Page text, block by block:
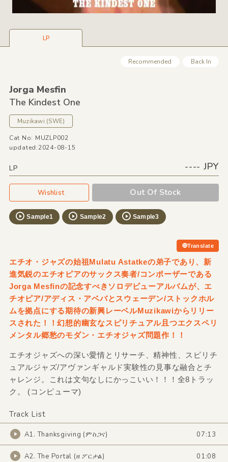
LP
Recommended Back In
Jorga Mesfin
The Kindest One
Muzikawi (SWE)
Cat No: MUZLP002
updated:2024-08-15
LP ---- JPY
Wishlist Out Of Stock
Sample1 Sample2 Sample3
Translate
エチオ・ジャズの始祖Mulatu Astatkeの弟子であり、新
進気鋭のエチオピアのサックス奏者/コンポーザーである
Jorga Mesfinの記念すべきソロデビューアルバムが、エ
チオピア/アディス・アベバとスウェーデン/ストックホル
ムを拠点にする期待の新興レーベルMuzikawiからリリー
スされた！！幻想的幽玄なスピリチュアル且つエクスペリ
メンタル郷愁のモダン・エチオジャズ問題作！！
エチオジャズへの深い愛情とリサーチ、精神性、スピリチ
ュアルジャズ/アヴァンギャルド実験性の見事な融合とチ
ャレンジ。これは文句なしにかっこいい！！！全8トラッ
ク。 (コンピューマ)
Track List
A1. Thanksgiving (ምስጋና) 07:13
A2. The Portal (ዘ ፖርታል) 01:08